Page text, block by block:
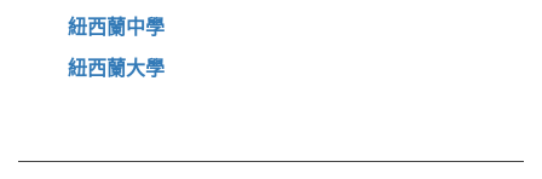
紐西蘭中學
紐西蘭大學